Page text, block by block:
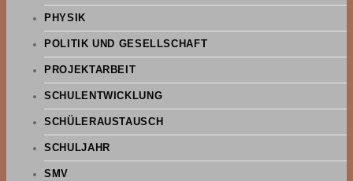
PHYSIK
POLITIK UND GESELLSCHAFT
PROJEKTARBEIT
SCHULENTWICKLUNG
SCHÜLERAUSTAUSCH
SCHULJAHR
SMV